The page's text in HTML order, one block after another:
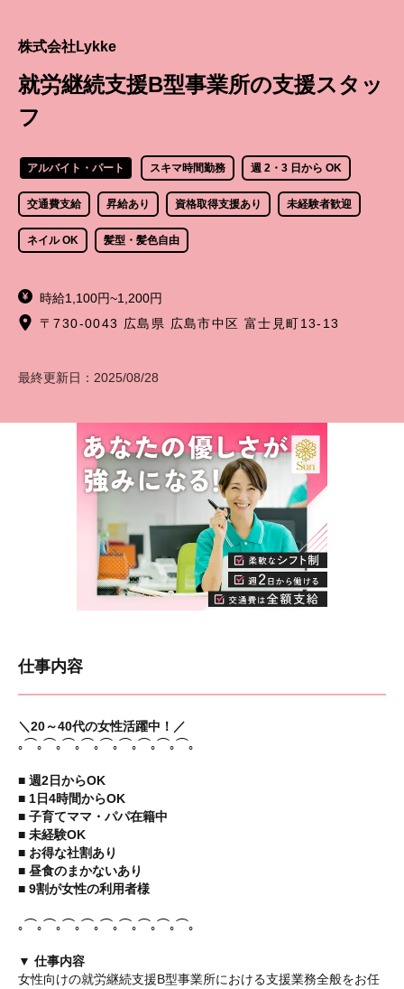
株式会社Lykke
就労継続支援B型事業所の支援スタッ
フ
アルバイト・パート スキマ時間勤務 週 2・3 日から OK
交通費支給 昇給あり 資格取得支援あり 未経験者歓迎
ネイル OK 髪型・髪色自由
時給1,100円~1,200円
〒730-0043 広島県 広島市中区 富士見町13-13
最終更新日： 2025/08/28
仕事内容
＼20～40代の女性活躍中！／
｡⌒｡⌒｡⌒｡⌒｡⌒｡⌒｡⌒｡⌒｡⌒｡
■ 週2日からOK
■ 1日4時間からOK
■ 子育てママ・パパ在籍中
■ 未経験OK
■ お得な社割あり
■ 昼食のまかないあり
■ 9割が女性の利用者様
｡⌒｡⌒｡⌒｡⌒｡⌒｡⌒｡⌒｡⌒｡⌒｡
▼ 仕事内容
女性向けの就労継続支援B型事業所における支援業務全般をお任